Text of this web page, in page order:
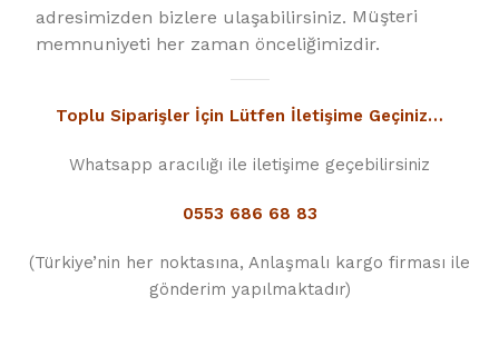
adresimizden bizlere ulaşabilirsiniz. Müşteri
memnuniyeti her zaman önceliğimizdir.
Toplu Siparişler İçin Lütfen İletişime Geçiniz…
Whatsapp aracılığı ile iletişime geçebilirsiniz
0553 686 68 83
(Türkiye’nin her noktasına, Anlaşmalı kargo firması ile
gönderim yapılmaktadır)